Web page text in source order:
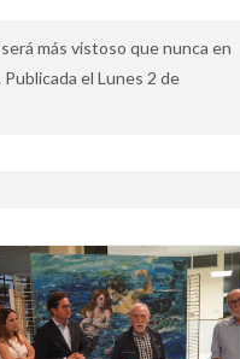
más vistoso que nunca en
el Lunes 2 de